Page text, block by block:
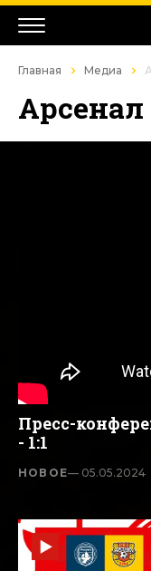
Главная Медиа
Пресс-
- 1:1
НОВОЕ— 05.05.2024